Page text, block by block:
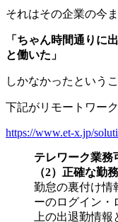
それはその企業の今
「ちゃん時間通りに
と働いた」
しかなかったというこ
下記がリモートワー
https://www.et-x.jp/
テレワーク業務
（2）正確な勤
勤怠の裏付け情
ーのログイン・
上の出退勤情報